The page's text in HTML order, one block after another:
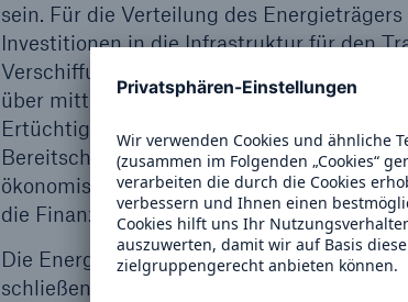
sein. Für die Verteilung des
Investitionen in die Infrastruktur für den
Verschiffung flüssigen Wasserstoffs
über mittlere Distanzen bedarf es den
Ertüchtigung und Umwidmung
Bereitschaft der Abnehmer, langfristige
ökonomische Sinnhaftigkeit für die
die Finanzierung von
Die Energie-Lücke zu bestimmen ist
schließen ist für die Industrie substanziell: